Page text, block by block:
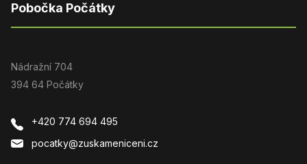
Pobočka Počátky
Nádražní 704
394 64 Počátky
+420 774 694 495
pocatky@zuskameniceni.cz